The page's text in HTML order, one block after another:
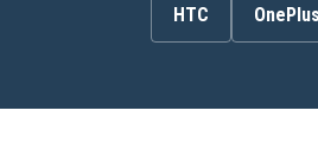
HTC OnePlus